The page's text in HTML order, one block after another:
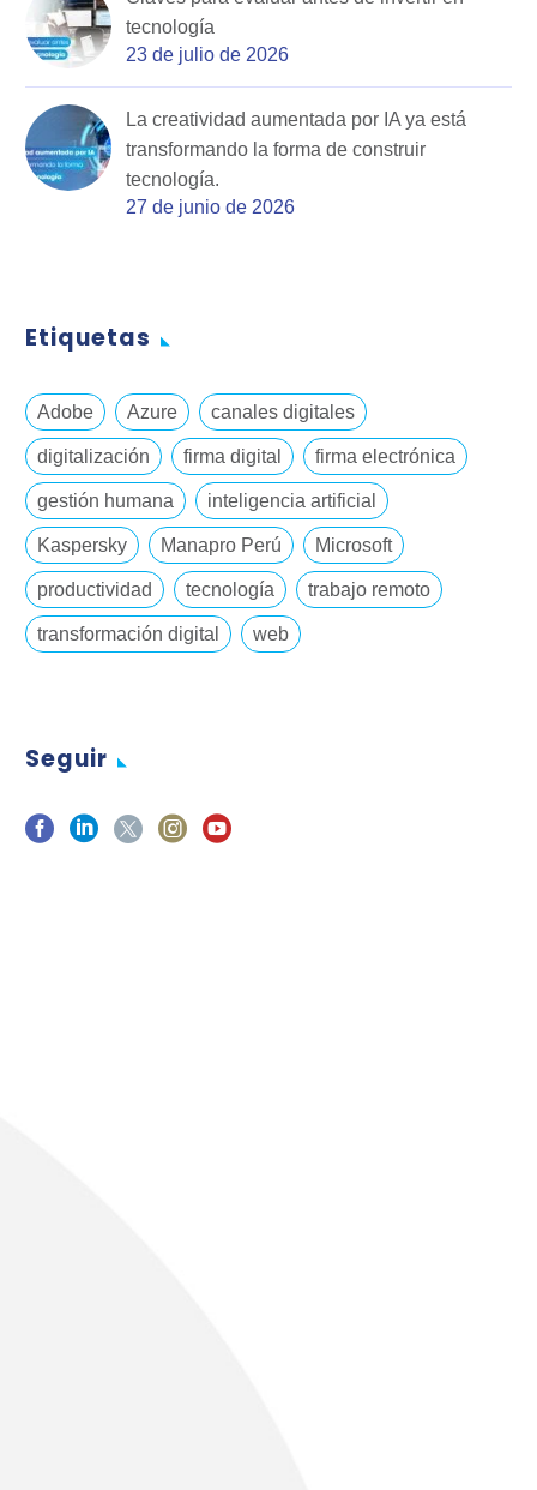
tecnología
23 de julio de 2026
La creatividad aumentada por IA ya está
transformando la forma de construir
tecnología.
27 de junio de 2026
Etiquetas
Adobe Azure canales digitales
digitalización firma digital firma electrónica
gestión humana inteligencia artificial
Kaspersky Manapro Perú Microsoft
productividad tecnología trabajo remoto
transformación digital web
Seguir